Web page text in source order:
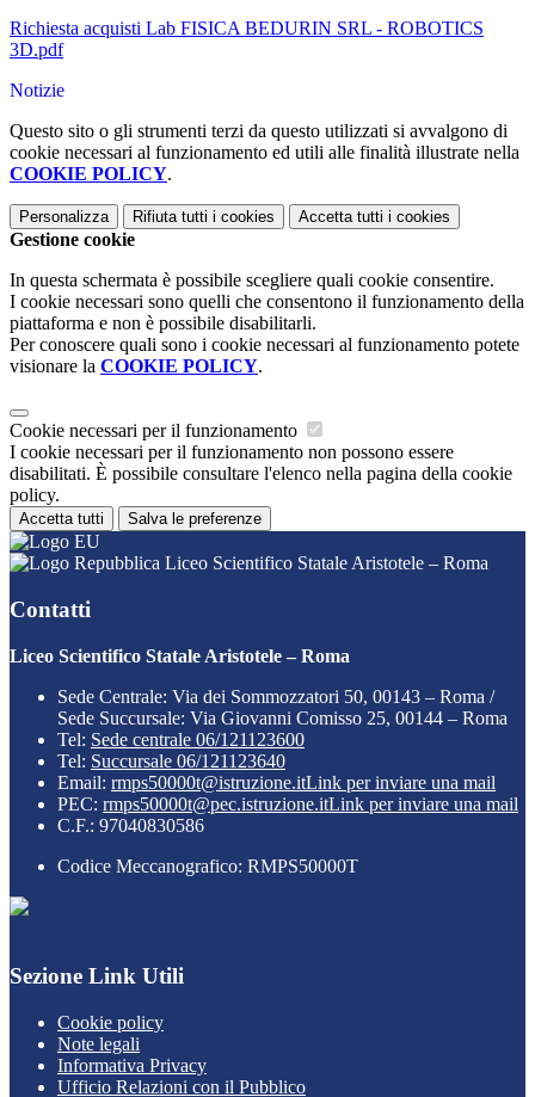
Richiesta acquisti Lab FISICA BEDURIN SRL - ROBOTICS
3D.pdf
Notizie
Questo sito o gli strumenti terzi da questo utilizzati si avvalgono di
cookie necessari al funzionamento ed utili alle finalità illustrate nella
COOKIE POLICY.
Personalizza Rifiuta tutti i cookies Accetta tutti i cookies
Gestione cookie
In questa schermata è possibile scegliere quali cookie consentire.
I cookie necessari sono quelli che consentono il funzionamento della
piattaforma e non è possibile disabilitarli.
Per conoscere quali sono i cookie necessari al funzionamento potete
visionare la COOKIE POLICY.
Cookie necessari per il funzionamento
I cookie necessari per il funzionamento non possono essere
disabilitati. È possibile consultare l'elenco nella pagina della cookie
policy.
Accetta tutti Salva le preferenze
Liceo Scientifico Statale Aristotele – Roma
Contatti
Liceo Scientifico Statale Aristotele – Roma
Sede Centrale: Via dei Sommozzatori 50, 00143 – Roma /
Sede Succursale: Via Giovanni Comisso 25, 00144 – Roma
Tel: Sede centrale 06/121123600
Tel: Succursale 06/121123640
Email: rmps50000t@istruzione.itLink per inviare una mail
PEC: rmps50000t@pec.istruzione.itLink per inviare una mail
C.F.: 97040830586
Codice Meccanografico: RMPS50000T
Sezione Link Utili
Cookie policy
Note legali
Informativa Privacy
Ufficio Relazioni con il Pubblico